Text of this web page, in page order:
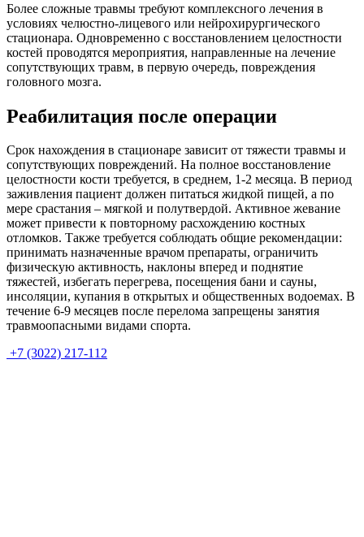
Более сложные травмы требуют комплексного лечения в
условиях челюстно-лицевого или нейрохирургического
стационара. Одновременно с восстановлением целостности
костей проводятся мероприятия, направленные на лечение
сопутствующих травм, в первую очередь, повреждения
головного мозга.
Реабилитация после операции
Срок нахождения в стационаре зависит от тяжести травмы и
сопутствующих повреждений. На полное восстановление
целостности кости требуется, в среднем, 1-2 месяца. В период
заживления пациент должен питаться жидкой пищей, а по
мере срастания – мягкой и полутвердой. Активное жевание
может привести к повторному расхождению костных
отломков. Также требуется соблюдать общие рекомендации:
принимать назначенные врачом препараты, ограничить
физическую активность, наклоны вперед и поднятие
тяжестей, избегать перегрева, посещения бани и сауны,
инсоляции, купания в открытых и общественных водоемах. В
течение 6-9 месяцев после перелома запрещены занятия
травмоопасными видами спорта.
+7 (3022) 217-112